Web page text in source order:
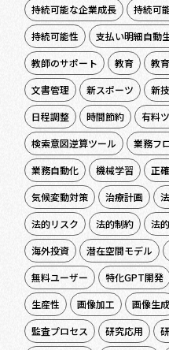
持続可能な企業成長 持続可
持続可能性
支払い明細自動
教師のサポート
教育 教
文書管理
新スポーツ 新
日程調整
時間節約 有料
検索意図逆算ツール
業務フ
業務自動化
機械学習 正
気候変動対策
治療計画
法的リスク
法的制約 法
海外投資
潜在空間モデル
無料ユーザー
特化GPT開発
生産性
画像加工 画像生成
監査プロセス
研究応用